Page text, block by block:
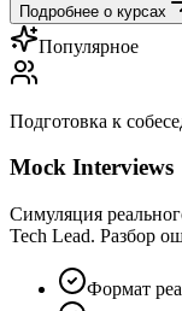
Подробнее о курсах
Популярное
Подготовка к
Mock Interviews
Симуляция
Tech Lead. Разбор
Формат